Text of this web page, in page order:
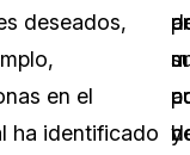
deseados,
en el
ha identificado y